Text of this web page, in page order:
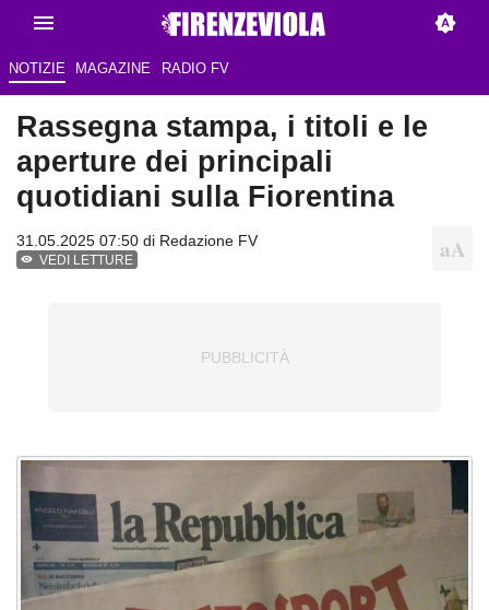
NOTIZIE MAGAZINE RADIO FV
Rassegna stampa, i titoli e le
aperture dei principali
quotidiani sulla Fiorentina
31.05.2025 07:50 di Redazione FV
VEDI LETTURE